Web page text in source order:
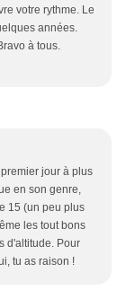
votre rythme. Le
années.
à tous.
jour à plus
en son genre,
15 (un peu plus
les tout bons
d'altitude. Pour
tu as raison !